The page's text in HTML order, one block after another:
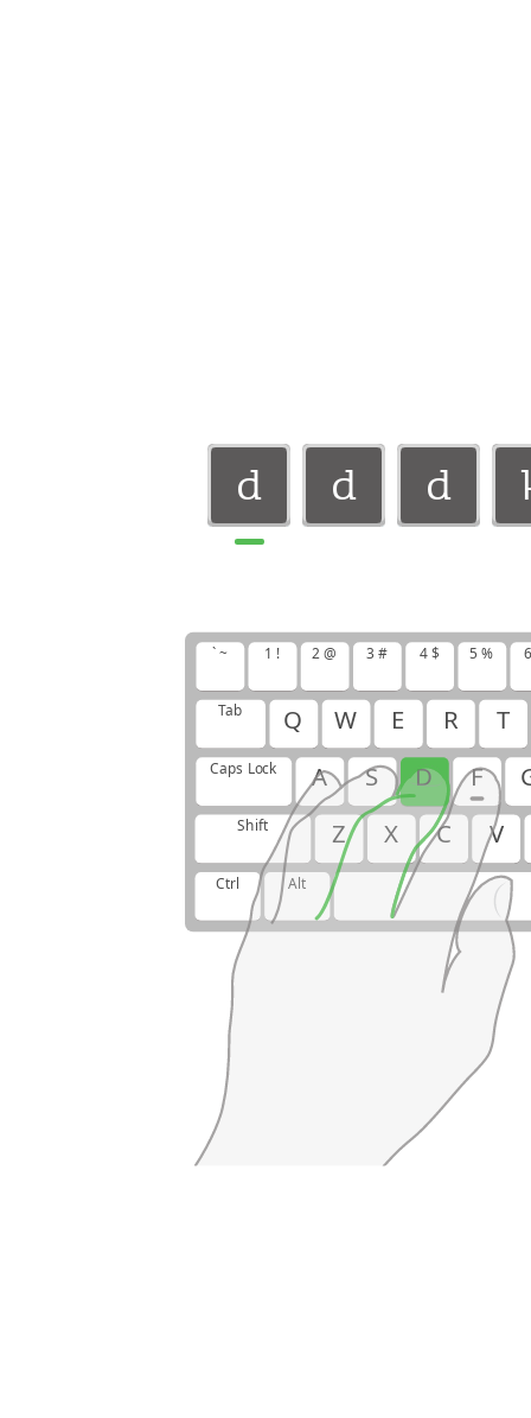
d d d
d d
d
k
k
` ~ 1 ! 2 @ 3 # 4 $ 5 %
Tab Q W E R T
Caps Lock A S D F
Shift Z X C V
Ctrl Alt